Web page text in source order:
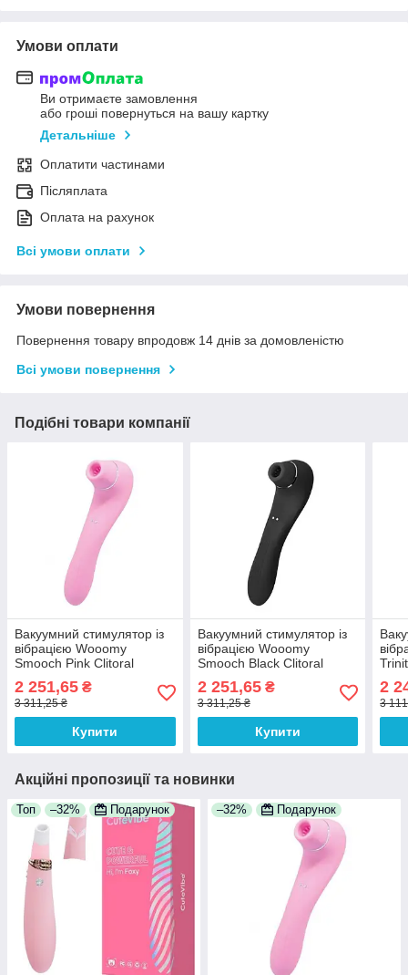
Умови оплати
Ви отримаєте замовлення
або гроші повернуться на вашу картку
Детальніше
Оплатити частинами
Післяплата
Оплата на рахунок
Всі умови оплати
Умови повернення
Повернення товару впродовж 14 днів за домовленістю
Всі умови повернення
Подібні товари компанії
Вакуумний стимулятор із
вібрацією Wooomy
Smooch Pink Clitoral
режимів
2 251,65 ₴
3 311,25 ₴
Купити
Вакуумний стимулятор із
вібрацією Wooomy
Smooch Black Clitoral
2 251,65₴
3 311,25 ₴
Купити
2
3
Акційні пропозиції та новинки
Топ –32% Подарунок –32% Подарунок